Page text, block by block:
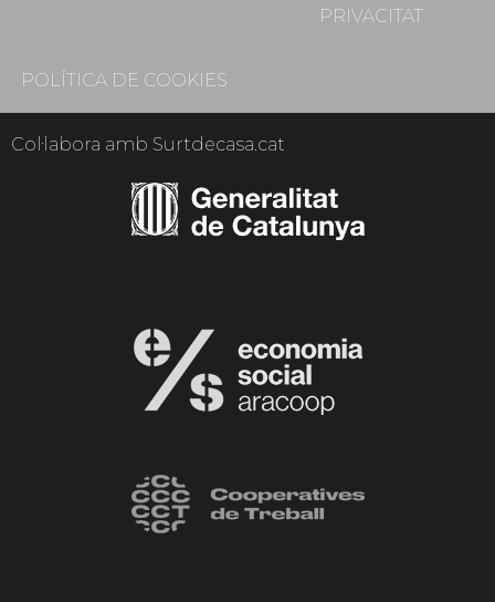
PRIVACITAT
POLÍTICA DE COOKIES
Col·labora amb Surtdecasa.cat